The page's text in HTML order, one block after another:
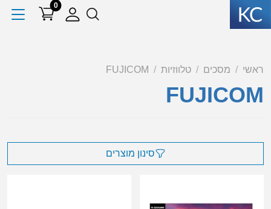
0
ראשי מסכים טלווזיות FUJICOM
FUJICOM
סינון מוצרים